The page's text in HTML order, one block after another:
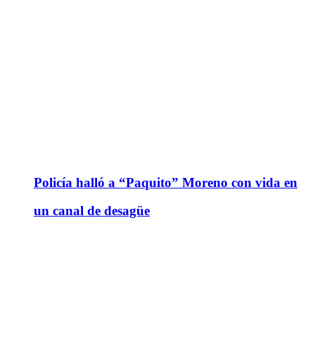
Policía halló a “Paquito” Moreno con vida en
un canal de desagüe